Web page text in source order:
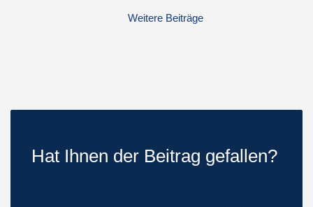
Weitere Beiträge
Hat Ihnen der Beitrag gefallen?